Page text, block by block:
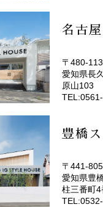
名古
〒480-
愛知県長
原山103
豊橋
〒441-
愛知県豊
柱三番町4